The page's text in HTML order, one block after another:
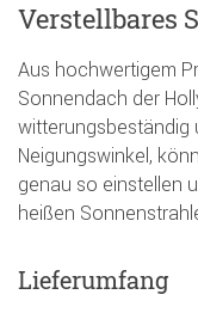
Verstellbares
Aus hochwertigem
Sonnendach der
witterungsbeständig
Neigungswinkel,
genau so einstellen
heißen
Lieferumfang